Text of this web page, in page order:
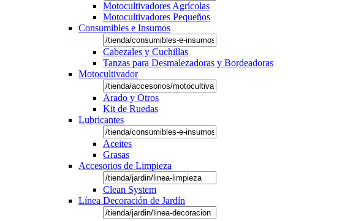
Motocultivadores Agrícolas
Motocultivadores Pequeños
Consumibles e Insumos
Cabezales y Cuchillas
Tanzas para Desmalezadoras y Bordeadoras
Motocultivador
Arado y Otros
Kit de Ruedas
Lubricantes
Aceites
Grasas
Accesorios de Limpieza
Clean System
Línea Decoración de Jardín